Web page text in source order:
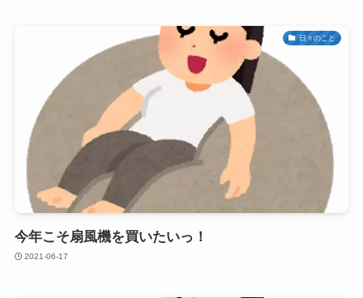
日々のこと
今年こそ扇風機を買いたいっ！
2021-06-17